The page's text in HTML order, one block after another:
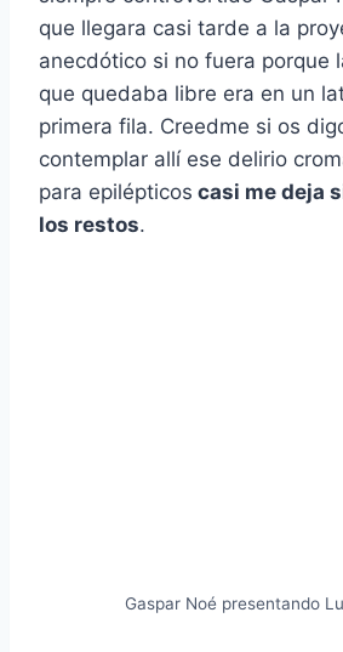
que llegara casi tarde a la
anecdótico si no fuera porque
que quedaba libre era en un
primera fila. Creedme si os
contemplar allí ese delirio
para epilépticos casi me deja
los restos.
Gaspar Noé presentando